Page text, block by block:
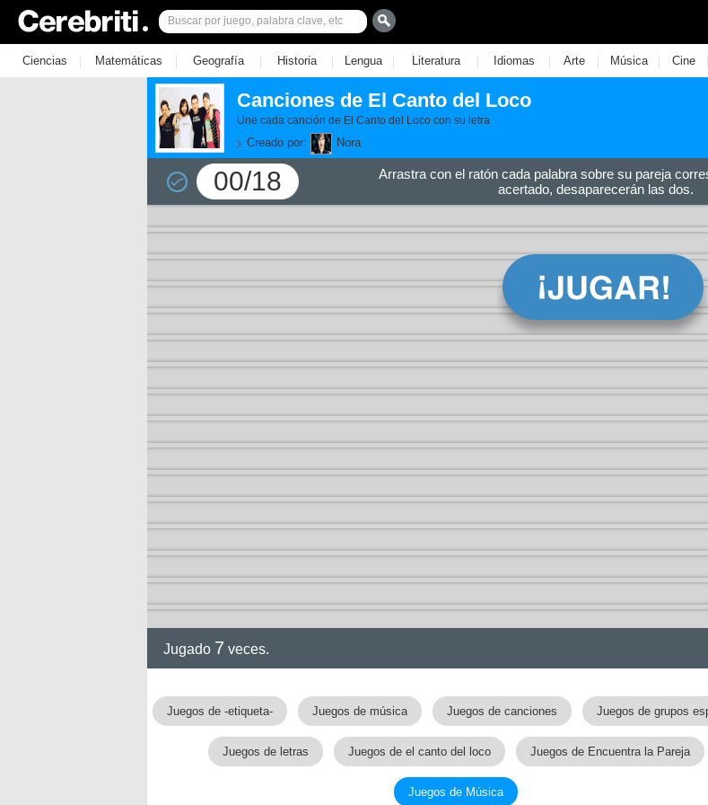
Ciencias | Matemáticas | Geografía | Historia | Lengua | Literatura | Idiomas | Arte | Música | Cine |
Canciones de El Canto del Loco
Une cada canción de El Canto del Loco con su letra
Creado por: Nora
00/18
Arrastra con el ratón cada palabra sobre su pareja
acertado, desaparecerán las dos.
Jugado 7 veces.
Juegos de -etiqueta- Juegos de música Juegos de canciones Juegos de grupos
Juegos de letras Juegos de el canto del loco Juegos de Encuentra la Pareja
Juegos de Música